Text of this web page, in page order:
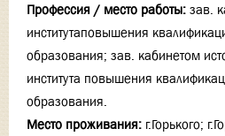
Профессия / место работы: зав.
институтаповышения
образования; зав. кабинетом
института повышения
образования.
Место проживания: г.Горького;